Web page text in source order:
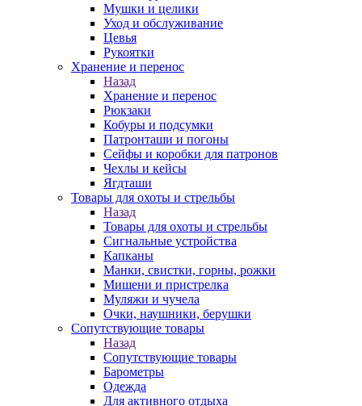
Мушки и целики
Уход и обслуживание
Цевья
Рукоятки
Хранение и перенос
Назад
Хранение и перенос
Рюкзаки
Кобуры и подсумки
Патронташи и погоны
Сейфы и коробки для патронов
Чехлы и кейсы
Ягдташи
Товары для охоты и стрельбы
Назад
Товары для охоты и стрельбы
Сигнальные устройства
Капканы
Манки, свистки, горны, рожки
Мишени и пристрелка
Муляжи и чучела
Очки, наушники, берушки
Сопутствующие товары
Назад
Сопутствующие товары
Барометры
Одежда
Для активного отдыха